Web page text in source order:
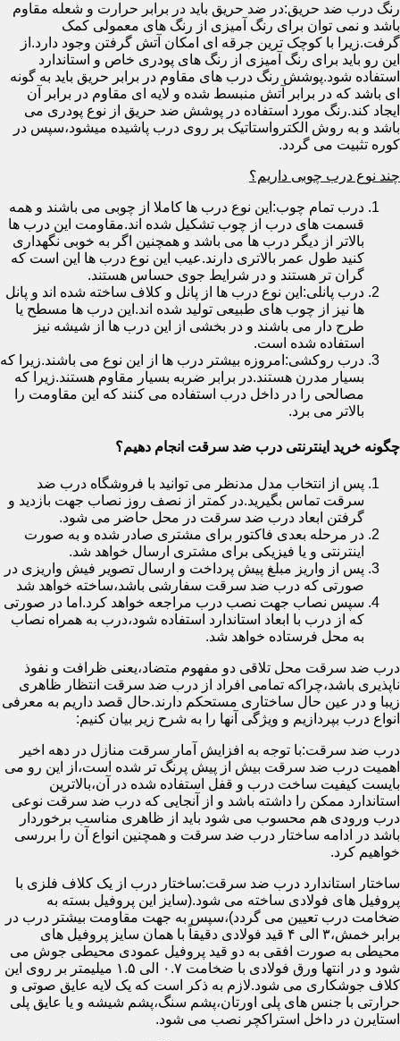
رنگ درب ضد حریق:در ضد حریق باید در برابر حرارت و شعله مقاوم
باشد و نمی توان برای رنگ آمیزی از رنگ های معمولی کمک
گرفت.زیرا با کوچک ترین جرقه ای امکان آتش گرفتن وجود دارد.از
این رو باید برای رنگ آمیزی از رنگ های پودری خاص و استاندارد
استفاده شود.پوشش رنگ درب های مقاوم در برابر حریق باید به گونه
ای باشد که در برابر آتش منبسط شده و لایه ای مقاوم در برابر آن
ایجاد کند.رنگ مورد استفاده در پوشش ضد حریق از نوع پودری می
باشد و به روش الکترواستاتیک بر روی درب پاشیده میشود،سپس در
کوره تثبیت می گردد.
چند نوع درب چوبی داریم؟
درب تمام چوب:این نوع درب ها کاملا از چوبی می باشند و همه
قسمت های درب از چوب تشکیل شده اند.مقاومت این درب ها
بالاتر از دیگر درب ها می باشد و همچنین اگر به خوبی نگهداری
کنید طول عمر بالاتری دارند.عیب این نوع درب ها این است که
گران تر هستند و در شرایط جوی حساس هستند.
درب پانلی:این نوع درب ها از پانل و کلاف ساخته شده اند و پانل
ها نیز از چوب های طبیعی تولید شده اند.این درب ها مسطح یا
طرح دار می باشند و در بخشی از این درب ها از شیشه نیز
استفاده شده است.
درب روکشی:امروزه بیشتر درب ها از این نوع می باشند.زیرا که
بسیار مدرن هستند.در برابر ضربه بسیار مقاوم هستند.زیرا که
مصالحی را در داخل درب استفاده می کنند که این مقاومت را
بالاتر می برد.
چگونه خرید اینترنتی درب ضد سرقت انجام دهیم؟
پس از انتخاب مدل مدنظر می توانید با فروشگاه درب ضد
سرقت تماس بگیرید.در کمتر از نصف روز نصاب جهت بازدید و
گرفتن ابعاد درب ضد سرقت در محل حاضر می شود.
در مرحله بعدی فاکتور برای مشتری صادر شده و به صورت
اینترنتی و یا فیزیکی برای مشتری ارسال خواهد شد.
پس از واریز مبلغ پیش پرداخت و ارسال تصویر فیش واریزی در
صورتی که درب ضد سرقت سفارشی باشد،ساخته خواهد شد
سپس نصاب جهت نصب درب مراجعه خواهد کرد.اما در صورتی
که از درب با ابعاد استاندارد استفاده شود،درب به همراه نصاب
به محل فرستاده خواهد شد.
درب ضد سرقت محل تلاقی دو مفهوم متضاد،یعنی ظرافت و نفوذ
ناپذیری باشد،چراکه تمامی افراد از درب ضد سرقت انتظار ظاهری
زیبا و در عین حال ساختاری مستحکم دارند.حال قصد داریم به معرفی
انواع درب بپردازیم و ویژگی آنها را به شرح زیر بیان کنیم:
درب ضد سرقت:با توجه به افزایش آمار سرقت منازل در دهه اخیر
اهمیت درب ضد سرقت بیش از پیش پرنگ تر شده است،از این رو می
بایست کیفیت ساخت درب و قفل استفاده شده در آن،بالاترین
استاندارد ممکن را داشته باشد و از آنجایی که درب ضد سرقت نوعی
درب ورودی هم محسوب می شود باید از ظاهری مناسب برخوردار
باشد در ادامه ساختار درب ضد سرقت و همچنین انواع آن را بررسی
خواهیم کرد.
ساختار استاندارد درب ضد سرقت:ساختار درب از یک کلاف فلزی با
پروفیل های فولادی ساخته می شود.(سایز این پروفیل بسته به
ضخامت درب تعیین می گردد)،سپس به جهت مقاومت بیشتر درب در
برابر خمش،۳ الی ۴ قید فولادی دقیقاً با همان سایز پروفیل های
محیطی به صورت افقی به دو قید پروفیل عمودی محیطی جوش می
شود و در انتها ورق فولادی با ضخامت ۰.۷ الی ۱.۵ میلیمتر بر روی این
کلاف جوشکاری می شود.لازم به ذکر است که یک لایه عایق صوتی و
حرارتی با جنس های پلی اورتان،پشم سنگ،پشم شیشه و یا عایق پلی
استایرن در داخل استراکچر نصب می شود.